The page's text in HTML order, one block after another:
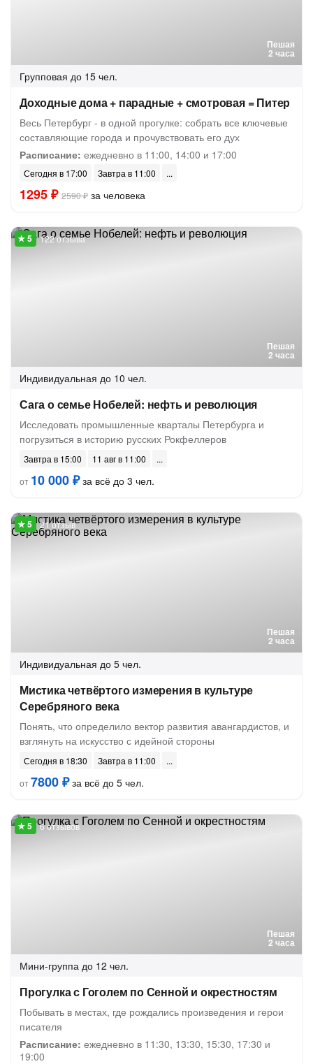
Пешая
2 часа
Групповая до 15 чел.
Доходные дома + парадные + смотровая = Питер
Весь Петербург - в одной прогулке: собрать все ключевые
составляющие города и прочувствовать его дух
Расписание: ежедневно в 11:00, 14:00 и 17:00
Сегодня в 17:00 Завтра в 11:00
1295 ₽ 2590 ₽ за человека
Пешая
2 часа
122 отзыва
Индивидуальная до 10 чел.
Сага о семье Нобелей: нефть и революция
Исследовать промышленные кварталы Петербурга и
погрузиться в историю русских Рокфеллеров
Завтра в 15:00
11 авг в 11:00
от 10 000 ₽за всё до 3 чел.
Пешая
2 часа
21 отзыв
Индивидуальная до 5 чел.
Мистика четвёртого измерения в культуре
Серебряного века
Понять, что определило вектор развития авангардистов, и
взглянуть на искусство с идейной стороны
Сегодня в 18:30
Завтра в 11:00
от7800 ₽за всё до 5 чел.
Пешая
2 часа
6 отзывов
Мини-группа до 12 чел.
Прогулка с Гоголем по Сенной и окрестностям
Побывать в местах, где рождались произведения и герои
писателя
Расписание: ежедневно в 11:30, 13:30, 15:30, 17:30 и
19:00